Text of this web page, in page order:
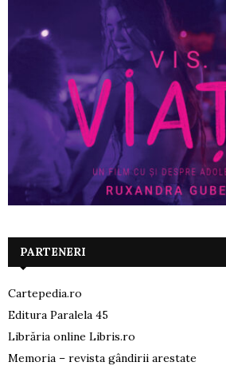
PARTENERI
Cartepedia.ro
Editura Paralela 45
Librăria online Libris.ro
Memoria – revista gândirii arestate